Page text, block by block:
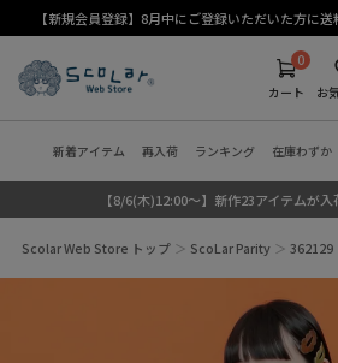
【新規会員登録】8月中にご登録いただいた方に
お
0
カート
新着アイテム 再入荷 ランキング 在庫わずか
【8/6(木)12:00～】新作23アイテムが入
Scolar Web Store トップ ScoLar Parity